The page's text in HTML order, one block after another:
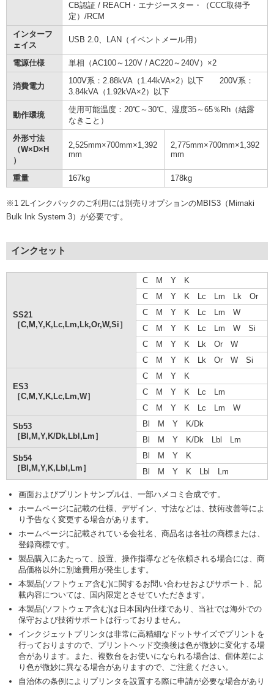
CB認証 / REACH・エナジースター・（CCC取得予
定）/RCM
インターフ
ェイス
USB 2.0、LAN（イベントメール用）
電源仕様 単相（AC100～120V / AC220～240V）×2
消費電力
100V系：2.88kVA（1.44kVA×2）以下 200V系：
3.84kVA（1.92kVA×2）以下
動作環境
使用可能温度：20℃～30℃、湿度35～65％Rh（結露
なきこと）
外形寸法
（W×D×H
）
2,525mm×700mm×1,392
mm
2,775mm×700mm×1,392
mm
重量 167kg 178kg
※1 2Lインクパックのご利用には別売りオプションのMBIS3（Mimaki
Bulk Ink System 3）が必要です。
インクセット
SS21
［C,M,Y,K,Lc,Lm,Lk,Or,W,Si］
C M Y K
C M Y K Lc Lm Lk Or
C M Y K Lc Lm W
C M Y K Lc Lm W Si
C M Y K Lk Or W
C M Y K Lk Or W Si
ES3
［C,M,Y,K,Lc,Lm,W］
C M Y K
C M Y K Lc Lm
C M Y K Lc Lm W
Sb53
［Bl,M,Y,K/Dk,Lbl,Lm］
Bl M Y K/Dk
Bl M Y K/Dk Lbl Lm
Sb54
［Bl,M,Y,K,Lbl,Lm］
Bl M Y K
Bl M Y K Lbl Lm
画面およびプリントサンプルは、一部ハメコミ合成です。
ホームページに記載の仕様、デザイン、寸法などは、技術改善等によ
り予告なく変更する場合があります。
ホームページに記載されている会社名、商品名は各社の商標または、
登録商標です。
製品購入にあたって、設置、操作指導などを依頼される場合には、商
品価格以外に別途費用が発生します。
本製品(ソフトウェア含む)に関するお問い合わせおよびサポート、記
載内容については、国内限定とさせていただきます。
本製品(ソフトウェア含む)は日本国内仕様であり、当社では海外での
保守および技術サポートは行っておりません。
インクジェットプリンタは非常に高精細なドットサイズでプリントを
行っておりますので、プリントヘッド交換後は色が微妙に変化する場
合があります。また、複数台をお使いになられる場合は、個体差によ
り色が微妙に異なる場合がありますので、ご注意ください。
自治体の条例によりプリンタを設置する際に申請が必要な場合があり